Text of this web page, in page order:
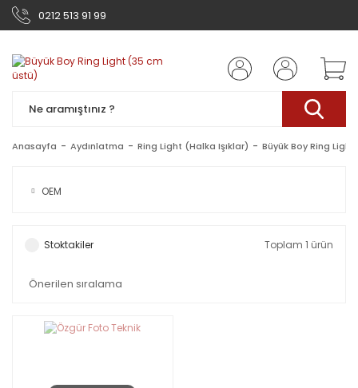
0212 513 91 99
Anasayfa Aydınlatma Ring Light (Halka Işıklar) Büyük Boy Ring
OEM
Stoktakiler Toplam 1 ürün